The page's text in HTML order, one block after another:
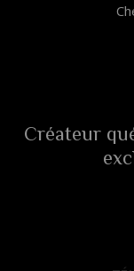
Créateur